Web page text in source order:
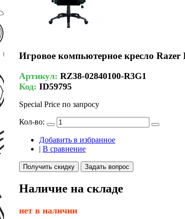
Игровое компьютерное кресло Razer
Артикул: RZ38-02840100-R3G1
Код: ID59795
Special Price по запросу
Кол-во:
Добавить в избранное
| В сравнение
Получить скидку Задать вопрос
Наличие на складе
нет в наличии